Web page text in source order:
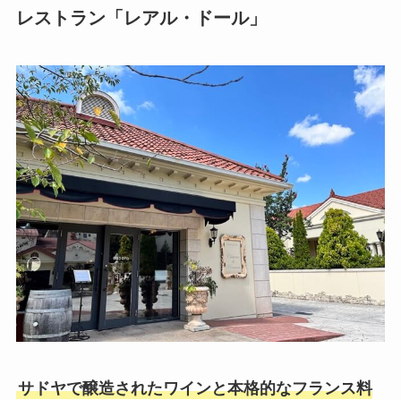
レストラン「レアル・ドール」
サドヤで醸造されたワインと本格的なフランス料